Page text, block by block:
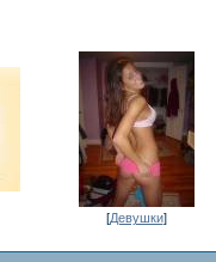
[Девушки]